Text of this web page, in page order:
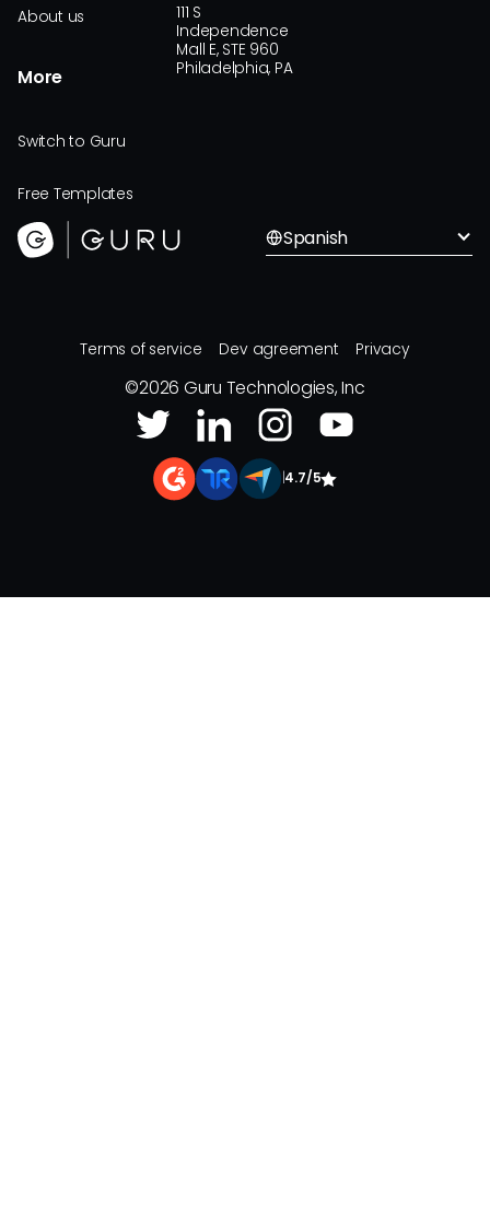
About us
More
Switch to Guru
Free Templates
111 S
Independence
Mall E, STE 960
Philadelphia, PA
Spanish
Terms of service Dev agreement Privacy
©2026 Guru Technologies, Inc
4.7/5